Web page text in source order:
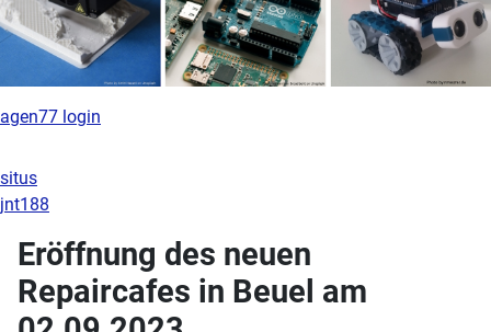
agen77 login
Eröffnung des neuen
Repaircafes in Beuel am
situs
jnt188